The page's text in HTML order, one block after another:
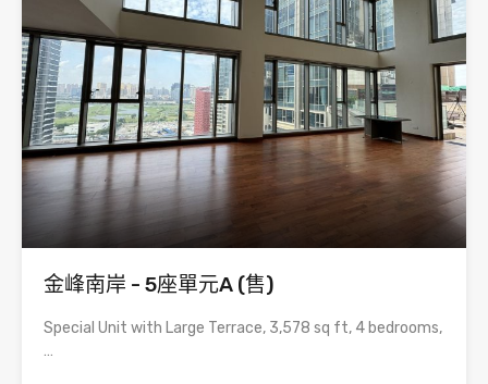
金峰南岸 - 5座單元A (售)
Special Unit with Large Terrace, 3,578 sq ft, 4 bedrooms,
…